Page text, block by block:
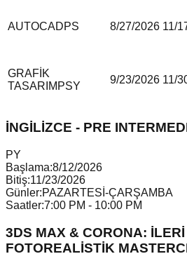
AUTOCADPS 8/27/2026 11/
GRAFİK
TASARIM PSY
9/23/2026 11/
İNGİLİZCE - PRE
PY
Başlama:8/12/2026
Bitiş:11/23/2026
Günler:PAZARTESİ-ÇARŞAMBA
Saatler:7:00 PM - 10:00 PM
3DS MAX & CORONA:
FOTOREALİSTİK